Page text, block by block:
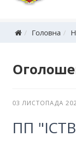
Головна
03 ЛИСТОПАДА
ПП